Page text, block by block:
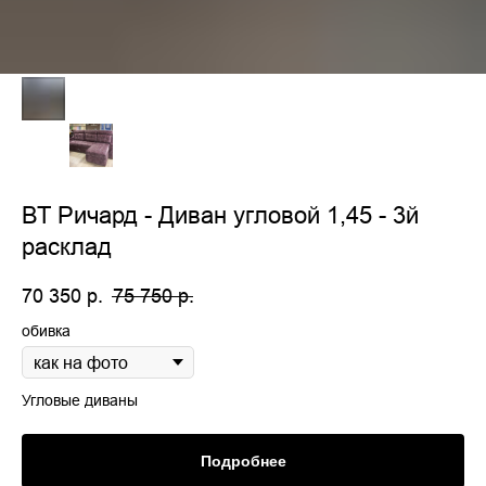
ВТ Ричард - Диван угловой 1,45 - 3й
расклад
70 350 р. 75 750 р.
обивка
Угловые диваны
Подробнее